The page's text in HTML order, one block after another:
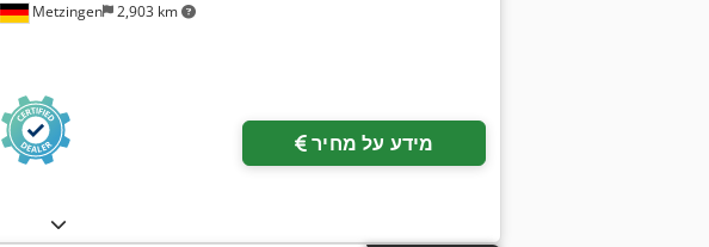
Metzingen 2,903 km
מידע על מחיר